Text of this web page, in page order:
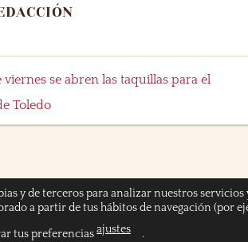
viernes se abren las taquillas para el
Toledo
DE COOKIES POLITICA DE PRIVACIDAD
y de terceros para analizar nuestros
a partir de tus hábitos de navegación (por
tus preferenciasajustes .